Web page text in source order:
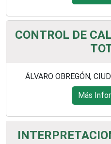
CONTROL DE
ÁLVARO OBREGÓN,
Más